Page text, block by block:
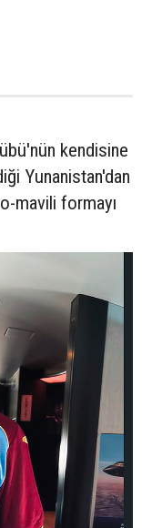
kendisine
Yunanistan'dan
mavili formayı